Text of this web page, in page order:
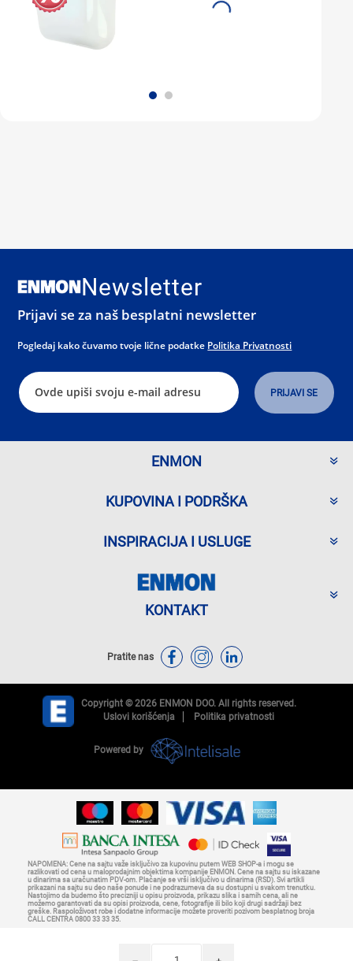
Newsletter
Prijavi se za naš besplatni newsletter
Pogledaj kako čuvamo tvoje lične podatke Politika Privatnosti
ENMON
KUPOVINA I PODRŠKA
INSPIRACIJA I USLUGE
KONTAKT
Pratite nas
Copyright © 2026 ENMON DOO. All rights reserved.
Uslovi korišćenja
Politika privatnosti
Powered by
NAPOMENA: Cene na sajtu važe isključivo za kupovinu putem WEB SHOP-a i mogu se
razlikovati od cena u maloprodajnim objektima kompanije ENMON. Cene na sajtu su iskazane
u dinarima sa uračunatim PDV-om. Plaćanje se vrši isključivo u dinarima (RSD). Svi artikli
prikazani na sajtu su deo naše ponude i ne podrazumeva da su dostupni u svakom trenutku.
Nastojimo da budemo što precizniji u opisu proizvoda, prikazu slika i samih cena, ali ne
možemo garantovati da su opisi proizvoda, cene, fotografije ili bilo koji drugi sadržaji bez
greške. Raspoloživost robe i dodatne informacije možete proveriti pozivom besplatnog broja
CALL CENTRA 0800 33 33 35.